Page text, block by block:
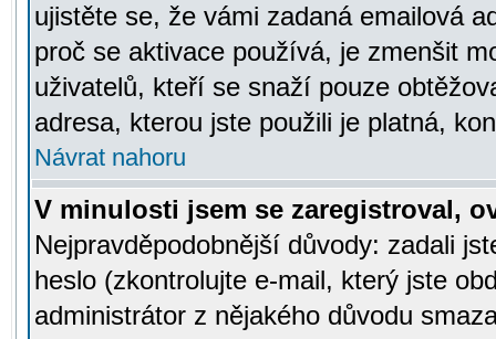
ujistěte se, že vámi zadaná emailová
proč se aktivace používá, je zmenšit
uživatelů, kteří se snaží pouze
adresa, kterou jste použili je platná,
Návrat nahoru
V minulosti jsem se zaregistroval,
Nejpravděpodobnější důvody: zadali
heslo (zkontrolujte e-mail, který jste
administrátor z nějakého důvodu